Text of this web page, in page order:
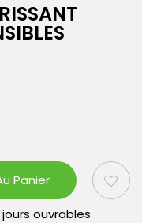
Panier
ouvrables